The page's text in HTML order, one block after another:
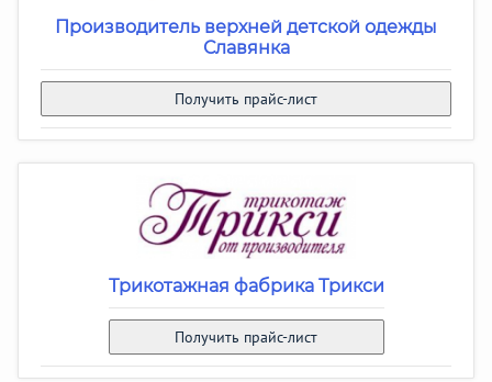
Производитель верхней детской одежды
Славянка
Получить прайс-лист
Трикотажная фабрика Трикси
Получить прайс-лист